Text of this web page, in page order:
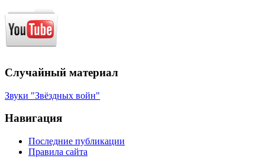
Случайный материал
Звуки "Звёздных войн"
Навигация
Последние публикации
Правила сайта